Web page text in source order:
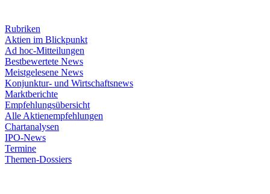
Rubriken
Aktien im Blickpunkt
Ad hoc-Mitteilungen
Bestbewertete News
Meistgelesene News
Konjunktur- und Wirtschaftsnews
Marktberichte
Empfehlungsübersicht
Alle Aktienempfehlungen
Chartanalysen
IPO-News
Termine
Themen-Dossiers